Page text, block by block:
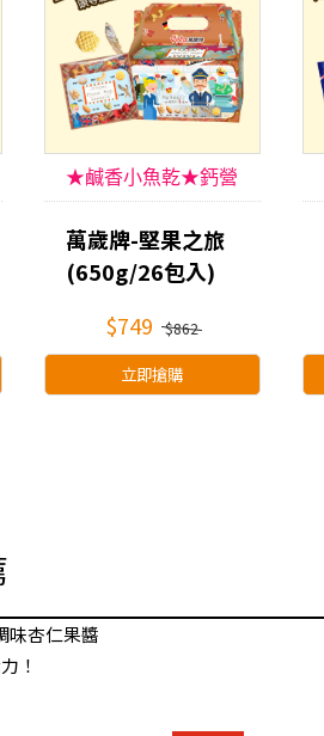
★鹹香小魚乾★鈣營
萬歲牌-堅果之旅
(650g/26包入)
$749
$862
立即搶購
味杏仁果醬
！